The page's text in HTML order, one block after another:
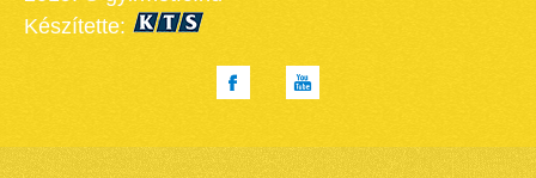
Készítette: